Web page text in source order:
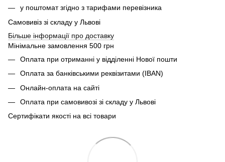
у поштомат згідно з тарифами перевізника
Самовивіз зі складу у Львові
Більше інформації про доставку
Мінімальне замовлення 500 грн
Оплата при отриманні у відділенні Нової пошти
Оплата за банківськими реквізитами (IBAN)
Онлайн-оплата на сайті
Оплата при самовивозі зі складу у Львові
Сертифікати якості на всі товари